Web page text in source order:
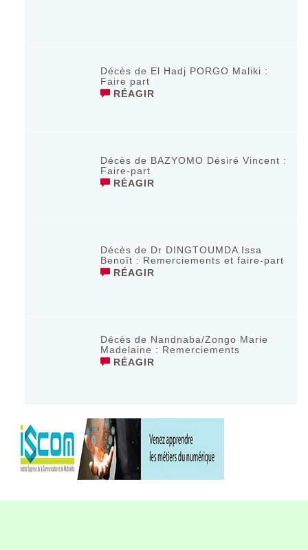
Décès de El Hadj PORGO Maliki :
Faire part
RÉAGIR
Décès de BAZYOMO Désiré Vincent :
Faire-part
RÉAGIR
Décès de Dr DINGTOUMDA Issa
Benoît : Remerciements et faire-part
RÉAGIR
Décès de Nandnaba/Zongo Marie
Madelaine : Remerciements
RÉAGIR